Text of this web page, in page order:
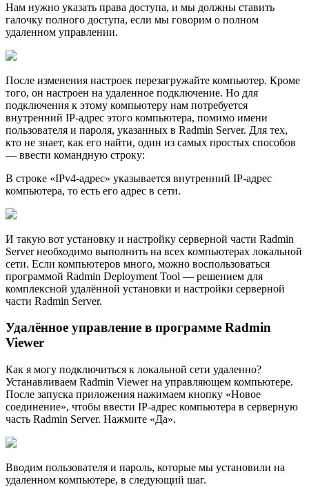
Нам нужно указать права доступа, и мы должны ставить
галочку полного доступа, если мы говорим о полном
удаленном управлении.
После изменения настроек перезагружайте компьютер. Кроме
того, он настроен на удаленное подключение. Но для
подключения к этому компьютеру нам потребуется
внутренний IP-адрес этого компьютера, помимо имени
пользователя и пароля, указанных в Radmin Server. Для тех,
кто не знает, как его найти, один из самых простых способов
— ввести командную строку:
В строке «IPv4-адрес» указывается внутренний IP-адрес
компьютера, то есть его адрес в сети.
И такую вот установку и настройку серверной части Radmin
Server необходимо выполнить на всех компьютерах локальной
сети. Если компьютеров много, можно воспользоваться
программой Radmin Deployment Tool — решением для
комплексной удалённой установки и настройки серверной
части Radmin Server.
Удалённое управление в программе Radmin
Viewer
Как я могу подключиться к локальной сети удаленно?
Устанавливаем Radmin Viewer на управляющем компьютере.
После запуска приложения нажимаем кнопку «Новое
соединение», чтобы ввести IP-адрес компьютера в серверную
часть Radmin Server. Нажмите «Да».
Вводим пользователя и пароль, которые мы установили на
удаленном компьютере, в следующий шаг.